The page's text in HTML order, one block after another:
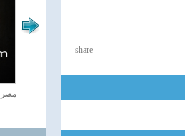
share
مصر